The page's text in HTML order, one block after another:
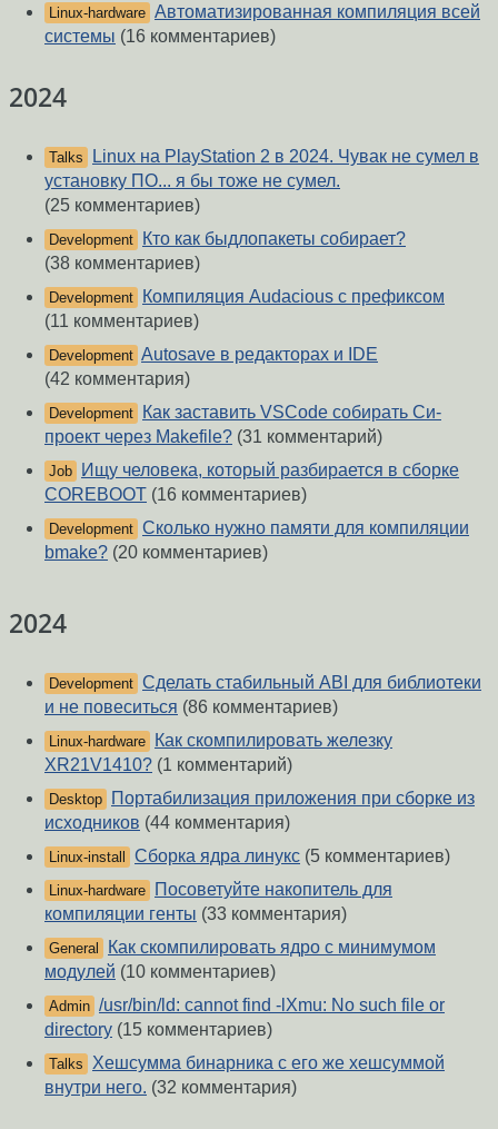
Linux-hardware Автоматизированная компиляция всей
системы (16 комментариев)
2024
Talks
Linux на PlayStation 2 в 2024. Чувак не сумел в
установку ПО... я бы тоже не сумел.
(25 комментариев)
Development
Кто как быдлопакеты собирает?
(38 комментариев)
Development
Компиляция Audacious с префиксом
(11 комментариев)
Development Autosave в редакторах и IDE
(42 комментария)
Development
Как заставить VSCode собирать Си-
проект через Makefile? (31 комментарий)
Job
Ищу человека, который разбирается в сборке
COREBOOT (16 комментариев)
Development Сколько нужно памяти для компиляции
bmake? (20 комментариев)
2024
Development Сделать стабильный ABI для библиотеки
и не повеситься (86 комментариев)
Linux-hardware
Как скомпилировать железку
XR21V1410? (1 комментарий)
Desktop
Портабилизация приложения при сборке из
исходников (44 комментария)
Linux-install Сборка ядра линукс (5 комментариев)
Linux-hardware
Посоветуйте накопитель для
компиляции генты (33 комментария)
General
Как скомпилировать ядро с минимумом
модулей (10 комментариев)
Admin /usr/bin/ld: cannot find -lXmu: No such file or
directory (15 комментариев)
Talks
Хешсумма бинарника с его же хешсуммой
внутри него. (32 комментария)